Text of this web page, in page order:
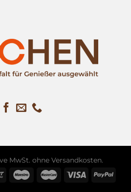
MwSt. ohne Versandkosten.